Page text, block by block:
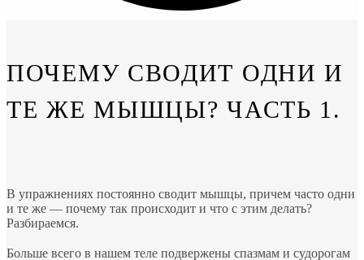
ПОЧЕМУ СВОДИТ ОДНИ И
ТЕ ЖЕ МЫШЦЫ? ЧАСТЬ 1.
В упражнениях постоянно сводит мышцы, причем часто одни
и те же — почему так происходит и что с этим делать?
Разбираемся.
Больше всего в нашем теле подвержены спазмам и судорогам